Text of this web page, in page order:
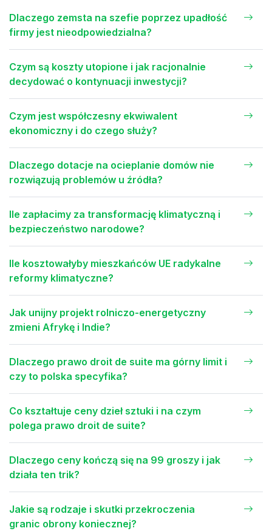
Dlaczego zemsta na szefie poprzez upadłość
firmy jest nieodpowiedzialna?
Czym są koszty utopione i jak racjonalnie
decydować o kontynuacji inwestycji?
Czym jest współczesny ekwiwalent
ekonomiczny i do czego służy?
Dlaczego dotacje na ocieplanie domów nie
rozwiązują problemów u źródła?
Ile zapłacimy za transformację klimatyczną i
bezpieczeństwo narodowe?
Ile kosztowałyby mieszkańców UE radykalne
reformy klimatyczne?
Jak unijny projekt rolniczo-energetyczny
zmieni Afrykę i Indie?
Dlaczego prawo droit de suite ma górny limit i
czy to polska specyfika?
Co kształtuje ceny dzieł sztuki i na czym
polega prawo droit de suite?
Dlaczego ceny kończą się na 99 groszy i jak
działa ten trik?
Jakie są rodzaje i skutki przekroczenia
granic obrony koniecznej?